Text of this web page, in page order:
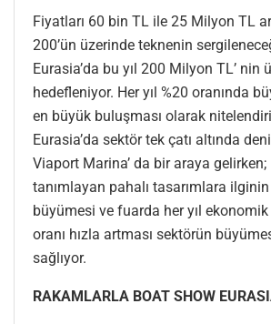
Fiyatları 60 bin TL ile 25 Milyon TL
200’ün üzerinde teknenin
Eurasia’da bu yıl 200 Milyon TL’ nin
hedefleniyor. Her yıl %20 oranında
en büyük buluşması olarak
Eurasia’da sektör tek çatı altında
Viaport Marina’ da bir araya
tanımlayan pahalı tasarımlara ilginin
büyümesi ve fuarda her yıl
oranı hızla artması sektörün
sağlıyor.
RAKAMLARLA BOAT SHOW